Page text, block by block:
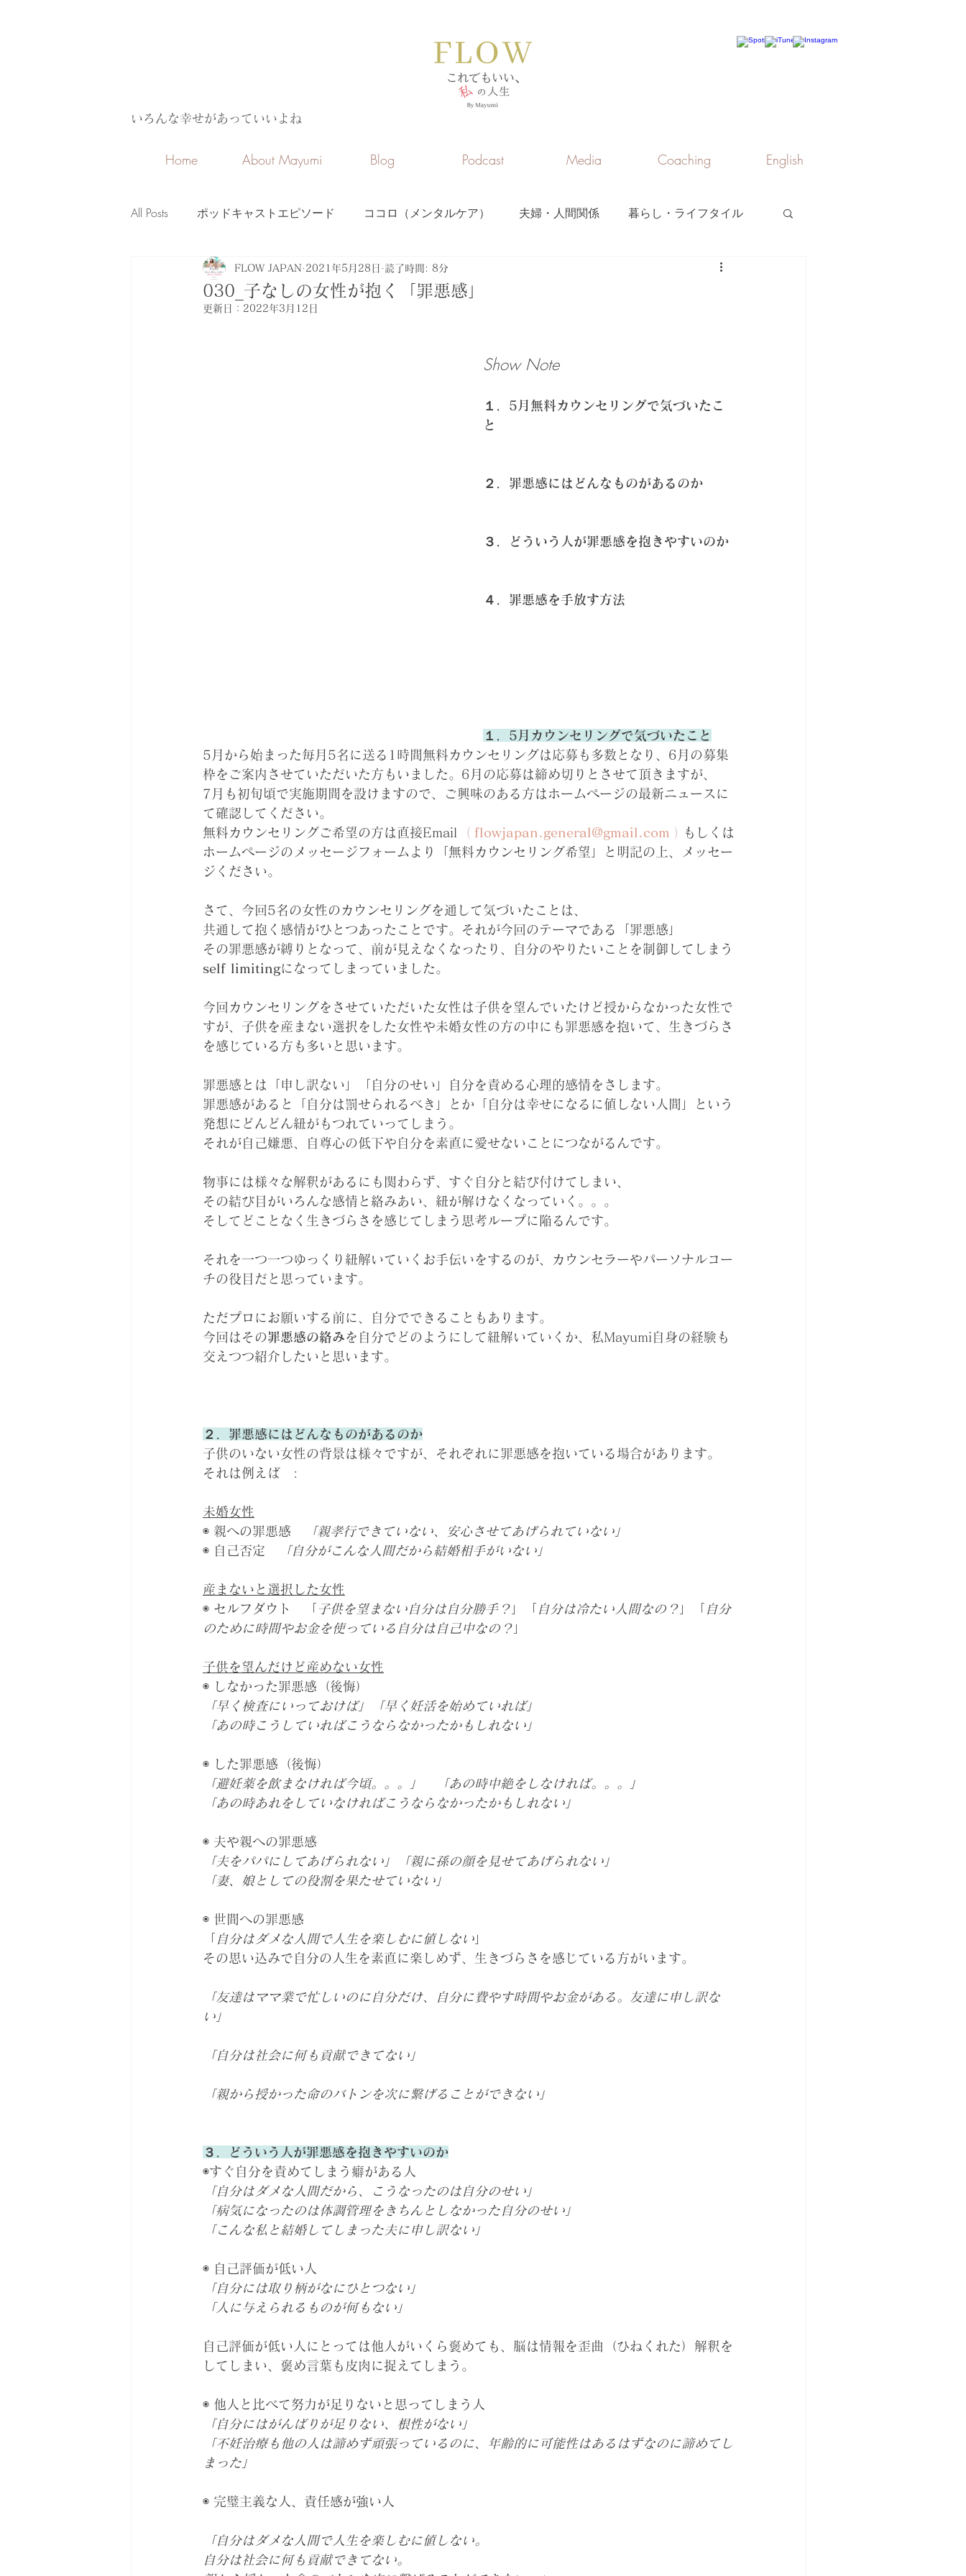
​いろんな幸せがあっていいよね
Home About Mayumi Blog Podcast Media Coaching English
All Posts ポッドキャストエピソード ココロ（メンタルケア） 夫婦・人間関係 暮らし・ライフタイル
海外生活 大人旅 コミュニケーション 最新ニュース・お知らせ
030_子なしの女性が抱く「罪悪感」
FLOW JAPAN 2021年5月28日 読了時間: 8分
更新日： 2022年3月12日
Show Note
１．5月無料カウンセリングで気づいたこ
と
２．罪悪感にはどんなものがあるのか
３．どういう人が罪悪感を抱きやすいのか
４．罪悪感を手放す方法
１．5月カウンセリングで気づいたこと
5月から始まった毎月5名に送る1時間無料カウンセリングは応募も多数となり、6月の募集
枠をご案内させていただいた方もいました。6月の応募は締め切りとさせて頂きますが、
7月も初旬頃で実施期間を設けますので、ご興味のある方はホームページの最新ニュースに
て確認してください。
無料カウンセリングご希望の方は直接Email
  (
flowjapan.general@gmail.com )
もしくは
ホームページのメッセージフォームより「無料カウンセリング希望」と明記の上、メッセー
ジください。
さて、今回5名の女性のカウンセリングを通して気づいたことは、
共通して抱く感情がひとつあったことです。それが今回のテーマである「罪悪感」
その罪悪感が縛りとなって、前が見えなくなったり、自分のやりたいことを制御してしまう
self limitingになってしまっていました。
今回カウンセリングをさせていただいた女性は子供を望んでいたけど授からなかった女性で
すが、子供を産まない選択をした女性や未婚女性の方の中にも罪悪感を抱いて、生きづらさ
を感じている方も多いと思います。
罪悪感とは「申し訳ない」「自分のせい」自分を責める心理的感情をさします。
罪悪感があると「自分は罰せられるべき」とか「自分は幸せになるに値しない人間」という
発想にどんどん紐がもつれていってしまう。
それが自己嫌悪、自尊心の低下や自分を素直に愛せないことにつながるんです。
物事には様々な解釈があるにも関わらず、すぐ自分と結び付けてしまい、
その結び目がいろんな感情と絡みあい、紐が解けなくなっていく。。。
そしてどことなく生きづらさを感じてしまう思考ループに陥るんです。
それを一つ一つゆっくり紐解いていくお手伝いをするのが、カウンセラーやパーソナルコー
チの役目だと思っています。
ただプロにお願いする前に、自分でできることもあります。
今回はその罪悪感の絡みを自分でどのようにして紐解いていくか、私Mayumi自身の経験も
交えつつ紹介したいと思います。
２．罪悪感にはどんなものがあるのか
子供のいない女性の背景は様々ですが、それぞれに罪悪感を抱いている場合があります。
それは例えば　:
未婚女性
◉ 親への罪悪感
「親孝行できていない、安心させてあげられていない」
◉ 自己否定
「自分がこんな人間だから結婚相手がいない」
産まないと選択した女性
◉ セルフダウト　「
子供を望まない自分は自分勝手？ 」「 自分は冷たい人間なの？ 」「
自分
のために時間やお金を使っている自分は自己中なの？ 」
子供を望んだけど産めない女性
◉ しなかった罪悪感（後悔）
「早く検査にいっておけば」「早く妊活を始めていれば」
「あの時こうしていればこうならなかったかもしれない」
◉ した罪悪感（後悔）
「避妊薬を飲まなければ今頃。。。」　「あの時中絶をしなければ。。。」
「あの時あれをしていなければこうならなかったかもしれない」
◉ 夫や親への罪悪感
「夫をパパにしてあげられない」「親に孫の顔を見せてあげられない」
「妻、娘としての役割を果たせていない」
◉ 世間への罪悪感
自分はダメな人間で人生を楽しむに値しない 」
その思い込みで自分の人生を素直に楽しめず、生きづらさを感じている方がいます。
「友達はママ業で忙しいのに自分だけ、自分に費やす時間やお金がある。友達に申し訳な
い」
「自分は社会に何も貢献できてない」
「親から授かった命のバトンを次に繋げることができない」
３．どういう人が罪悪感を抱きやすいのか
◉すぐ自分を責めてしまう癖がある人
「自分はダメな人間だから、こうなったのは自分のせい」
「病気になったのは体調管理をきちんとしなかった自分のせい」
「こんな私と結婚してしまった夫に申し訳ない」
◉ 自己評価が低い人
「自分には取り柄がなにひとつない」
「人に与えられるものが何もない」
自己評価が低い人にとっては他人がいくら褒めても、脳は情報を歪曲（ひねくれた）解釈を
してしまい、褒め言葉も皮肉に捉えてしまう。
◉ 他人と比べて努力が足りないと思ってしまう人
「自分にはがんばりが足りない、根性がない」
「不妊治療も他の人は諦めず頑張っているのに、年齢的に可能性はあるはずなのに諦めてし
まった」
◉ 完璧主義な人、責任感が強い人
「自分はダメな人間で人生を楽しむに値しない。
自分は社会に何も貢献できてない。